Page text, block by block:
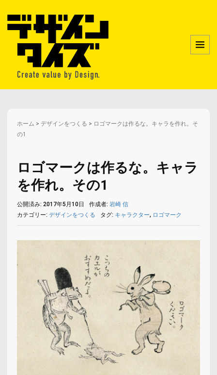
ホーム > デザインをつくる > ロゴマークは作るな。キャラを作れ。そ
の1
ロゴマークは作るな。キャラ
を作れ。その1
公開済み: 2017年5月10日 作成者: 岩崎 信
カテゴリー: デザインをつくる タグ: キャラクター, ロゴマーク